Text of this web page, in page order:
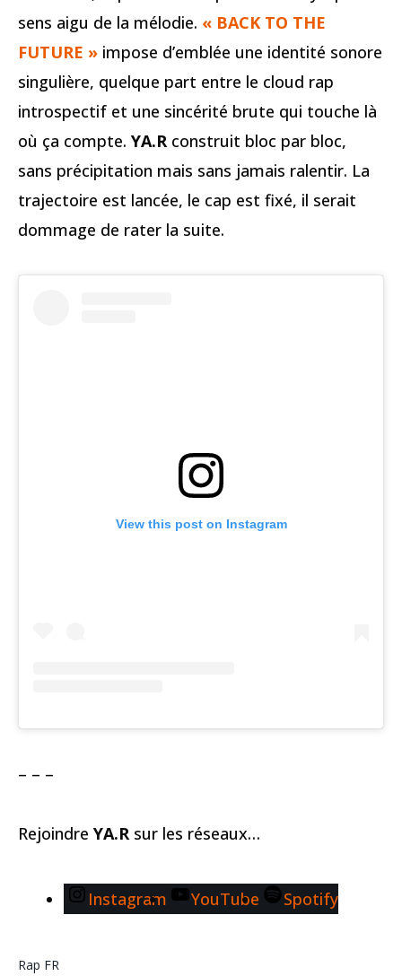
sens aigu de la mélodie. « BACK TO THE
FUTURE » impose d’emblée une identité sonore
singulière, quelque part entre le cloud rap
introspectif et une sincérité brute qui touche là
où ça compte. YA.R construit bloc par bloc,
sans précipitation mais sans jamais ralentir. La
trajectoire est lancée, le cap est fixé, il serait
dommage de rater la suite.
View this post on Instagram
– – –
Rejoindre YA.R sur les réseaux…
Instagram YouTube Spotify
Rap FR